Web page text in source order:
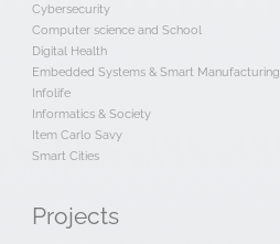
Cybersecurity
Computer science and School
Digital Health
Embedded Systems & Smart Manufacturing
Infolife
Informatics & Society
Item Carlo Savy
Smart Cities
Projects